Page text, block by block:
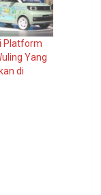
Platform
Yang
di